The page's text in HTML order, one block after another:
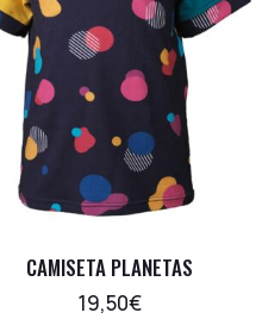
CAMISETA PLANETAS
19,50€